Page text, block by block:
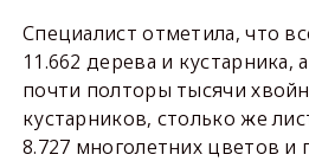
Специалист отметила, что
11.662 дерева и кустарника,
почти полторы тысячи
кустарников, столько же
8.727 многолетних цветов и